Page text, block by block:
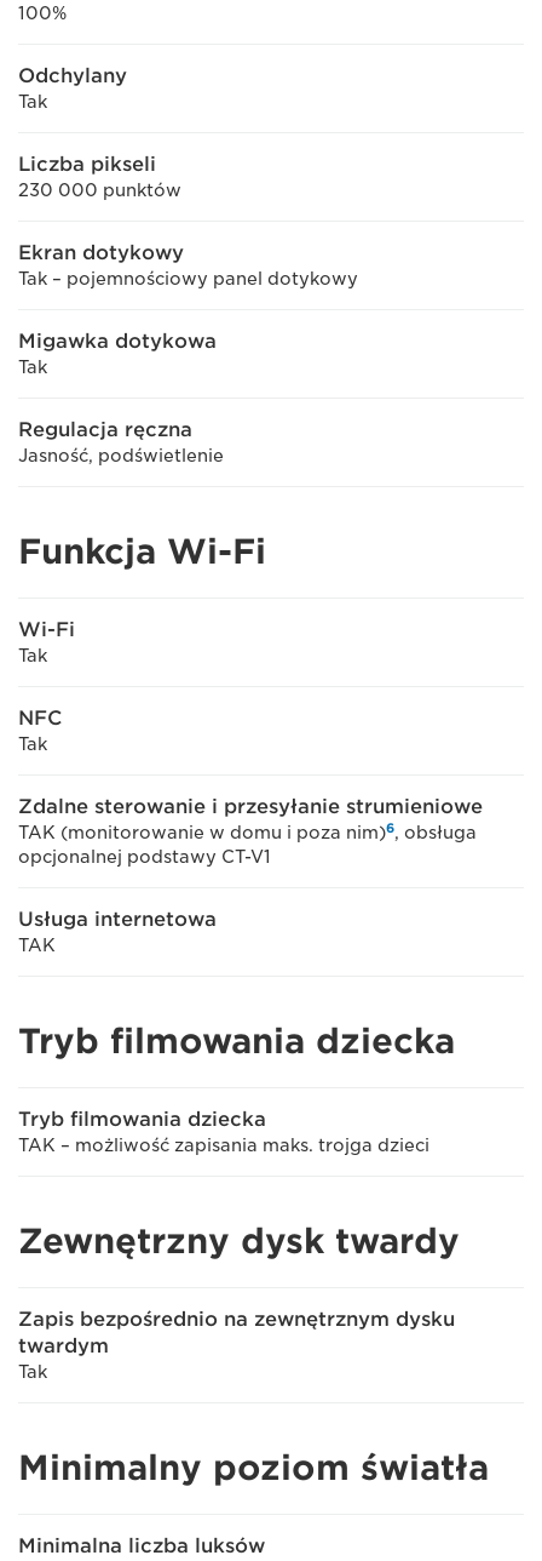
100%
Odchylany
Tak
Liczba pikseli
230 000 punktów
Ekran dotykowy
Tak – pojemnościowy panel dotykowy
Migawka dotykowa
Tak
Regulacja ręczna
Jasność, podświetlenie
Funkcja Wi-Fi
Wi-Fi
Tak
NFC
Tak
Zdalne sterowanie i przesyłanie strumieniowe
TAK (monitorowanie w domu i poza nim)6, obsługa
opcjonalnej podstawy CT-V1
Usługa internetowa
TAK
Tryb filmowania dziecka
Tryb filmowania dziecka
TAK – możliwość zapisania maks. trojga dzieci
Zewnętrzny dysk twardy
Zapis bezpośrednio na zewnętrznym dysku
twardym
Tak
Minimalny poziom światła
Minimalna liczba luksów